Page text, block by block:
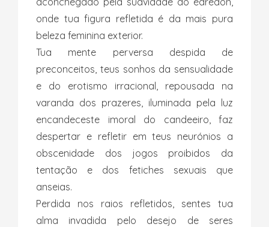
onde tua figura refletida é da mais pura
beleza feminina exterior.
Tua mente perversa despida de
preconceitos, teus sonhos da sensualidade
e do erotismo irracional, repousada na
varanda dos prazeres, iluminada pela luz
encandeceste imoral do candeeiro, faz
despertar e refletir em teus neurónios a
obscenidade dos jogos proibidos da
tentação e dos fetiches sexuais que
anseias.
Perdida nos raios refletidos, sentes tua
alma invadida pelo desejo de seres